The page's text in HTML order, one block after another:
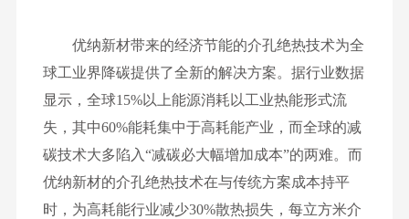
优纳新材带来的经济节能的介孔绝热技术为全
球工业界降碳提供了全新的解决方案。据行业数据
显示，全球15%以上能源消耗以工业热能形式流
失，其中60%能耗集中于高耗能产业，而全球的减
碳技术大多陷入“减碳必大幅增加成本”的两难。而
优纳新材的介孔绝热技术在与传统方案成本持平
时，为高耗能行业减少30%散热损失，每立方米介